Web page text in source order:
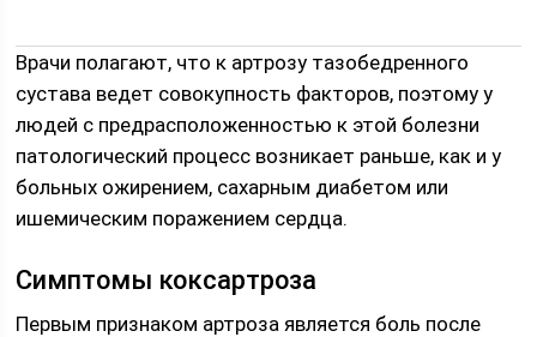
Врачи полагают, что к артрозу тазобедренного
сустава ведет совокупность факторов, поэтому у
людей с предрасположенностью к этой болезни
патологический процесс возникает раньше, как и у
больных ожирением, сахарным диабетом или
ишемическим поражением сердца.
Симптомы коксартроза
Первым признаком артроза является боль после